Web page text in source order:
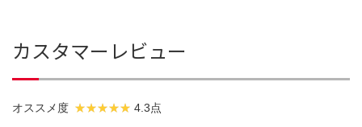
カスタマーレビュー
オススメ度 4.3点